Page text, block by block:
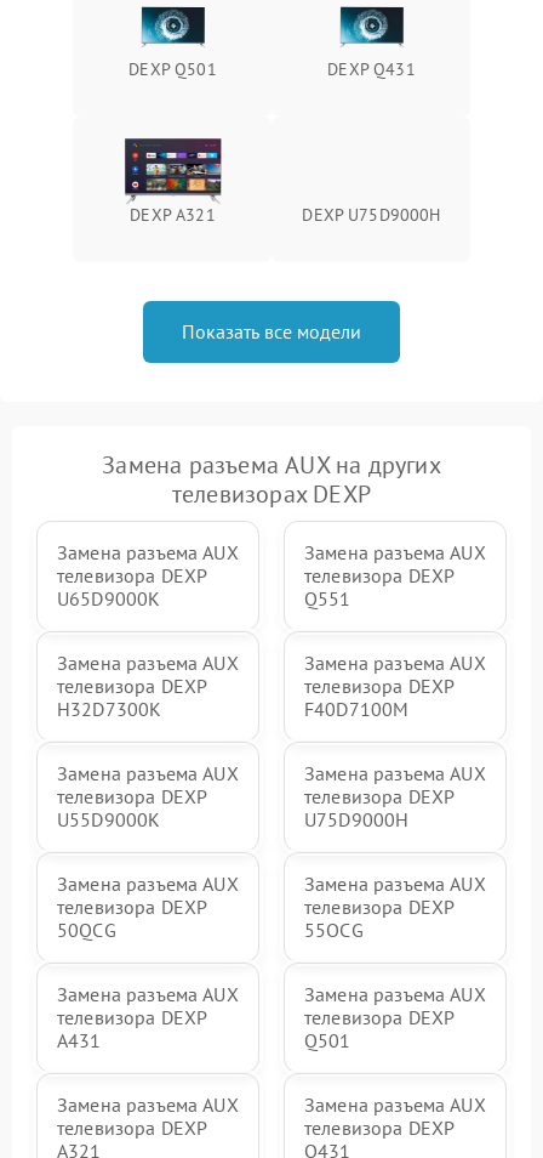
DEXP Q501 DEXP Q431
DEXP A321 DEXP U75D9000H
Показать все модели
Замена разъема AUX на других
телевизорах DEXP
Замена разъема AUX
телевизора DEXP
U65D9000K
Замена разъема AUX
телевизора DEXP
Q551
Замена разъема AUX
телевизора DEXP
H32D7300K
Замена разъема AUX
телевизора DEXP
F40D7100M
Замена разъема AUX
телевизора DEXP
U55D9000K
Замена разъема AUX
телевизора DEXP
U75D9000H
Замена разъема AUX
телевизора DEXP
50QCG
Замена разъема AUX
телевизора DEXP
55OCG
Замена разъема AUX
телевизора DEXP
A431
Замена разъема AUX
телевизора DEXP
Q501
Замена разъема AUX
телевизора DEXP
A321
Замена разъема AUX
телевизора DEXP
Q431